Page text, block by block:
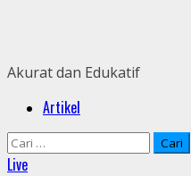
Akurat dan Edukatif
PrimaryArtikel
Cari
untuk:
Live